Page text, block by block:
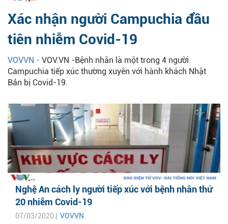
Xác nhận người Campuchia đầu
tiên nhiễm Covid-19
VOVVN - VOV.VN -Bệnh nhân là một trong 4 người
Campuchia tiếp xúc thường xuyên với hành khách Nhật
Bản bị Covid-19.
Nghệ An cách ly người tiếp xúc với bệnh nhân thứ
20 nhiễm Covid-19
07/03/2020 | VOVVN